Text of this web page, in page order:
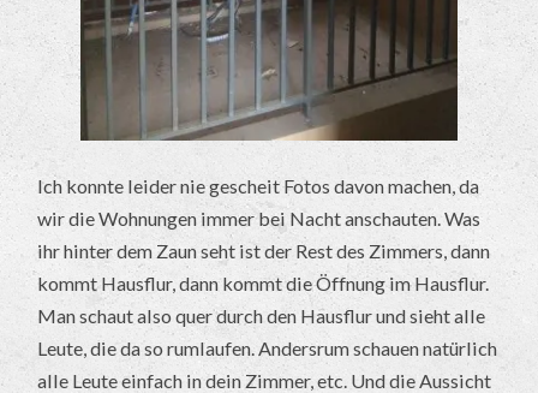
Ich konnte leider nie gescheit Fotos davon machen, da
wir die Wohnungen immer bei Nacht anschauten. Was
ihr hinter dem Zaun seht ist der Rest des Zimmers, dann
kommt Hausflur, dann kommt die Öffnung im Hausflur.
Man schaut also quer durch den Hausflur und sieht alle
Leute, die da so rumlaufen. Andersrum schauen natürlich
alle Leute einfach in dein Zimmer, etc. Und die Aussicht